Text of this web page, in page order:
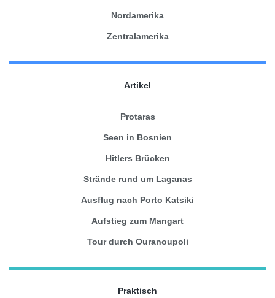
Nordamerika
Zentralamerika
Artikel
Protaras
Seen in Bosnien
Hitlers Brücken
Strände rund um Laganas
Ausflug nach Porto Katsiki
Aufstieg zum Mangart
Tour durch Ouranoupoli
Praktisch